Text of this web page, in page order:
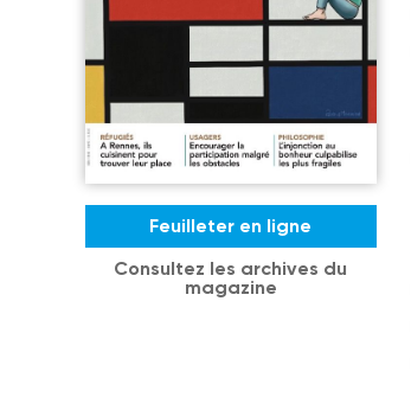
Feuilleter en ligne
Consultez les archives du
magazine